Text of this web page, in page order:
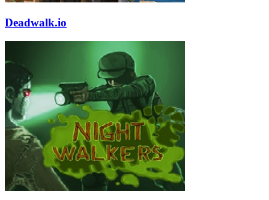
Deadwalk.io